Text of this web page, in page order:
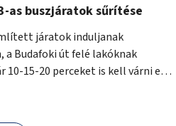
as buszjáratok sűrítése
járatok induljanak
a Budafoki út felé lakóknak
10-15-20 perceket is kell várni egy